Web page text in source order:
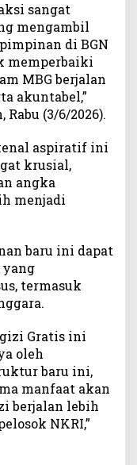
sangat
mengambil
di BGN
memperbaiki
MBG berjalan
akuntabel,”
(3/6/2026).
aspiratif ini
krusial,
angka
menjadi
baru ini dapat
termasuk
Gratis ini
oleh
baru ini,
manfaat akan
berjalan lebih
NKRI,”